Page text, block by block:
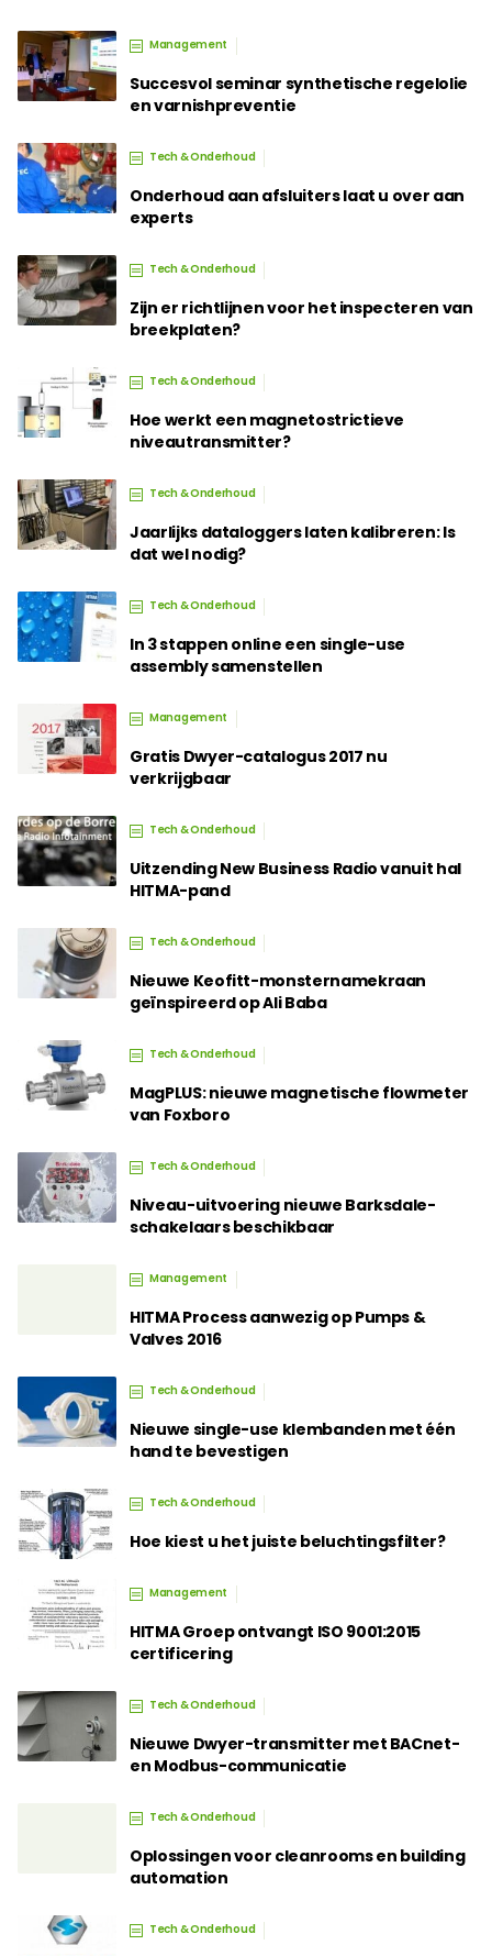
Management
Succesvol seminar synthetische regelolie
en varnishpreventie
Tech & Onderhoud
Onderhoud aan afsluiters laat u over aan
experts
Tech & Onderhoud
Zijn er richtlijnen voor het inspecteren van
breekplaten?
Tech & Onderhoud
Hoe werkt een magnetostrictieve
niveautransmitter?
Tech & Onderhoud
Jaarlijks dataloggers laten kalibreren: Is
dat wel nodig?
Tech & Onderhoud
In 3 stappen online een single-use
assembly samenstellen
Management
Gratis Dwyer-catalogus 2017 nu
verkrijgbaar
Tech & Onderhoud
Uitzending New Business Radio vanuit hal
HITMA-pand
Tech & Onderhoud
Nieuwe Keofitt-monsternamekraan
geïnspireerd op Ali Baba
Tech & Onderhoud
MagPLUS: nieuwe magnetische flowmeter
van Foxboro
Tech & Onderhoud
Niveau-uitvoering nieuwe Barksdale-
schakelaars beschikbaar
Management
HITMA Process aanwezig op Pumps &
Valves 2016
Tech & Onderhoud
Nieuwe single-use klembanden met één
hand te bevestigen
Tech & Onderhoud
Hoe kiest u het juiste beluchtingsfilter?
Management
HITMA Groep ontvangt ISO 9001:2015
certificering
Tech & Onderhoud
Nieuwe Dwyer-transmitter met BACnet-
en Modbus-communicatie
Tech & Onderhoud
Oplossingen voor cleanrooms en building
automation
Tech & Onderhoud